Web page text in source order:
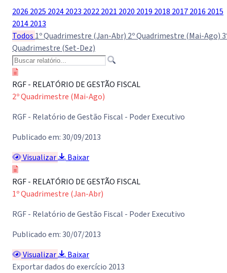
2026 2025 20242023 20222021 2020 2019 2018 20172016 2015
20142013
Todos 1º Quadrimestre (Jan-Abr) 2º Quadrimestre (Mai-Ago)
Quadrimestre (Set-Dez)
RGF - RELATÓRIO DE GESTÃO FISCAL
2º Quadrimestre (Mai-Ago)
RGF - Relatório de Gestão Fiscal - Poder Executivo
Publicado em: 30/09/2013
Visualizar
Baixar
RGF - RELATÓRIO DE GESTÃO FISCAL
1º Quadrimestre (Jan-Abr)
RGF - Relatório de Gestão Fiscal - Poder Executivo
Publicado em: 30/07/2013
Visualizar
Baixar
Exportar dados do exercício 2013